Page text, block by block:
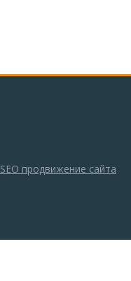
SEO продвижение сайта